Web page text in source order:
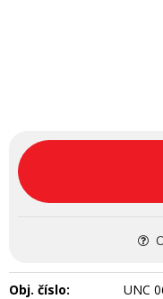
Obj. číslo: UNC